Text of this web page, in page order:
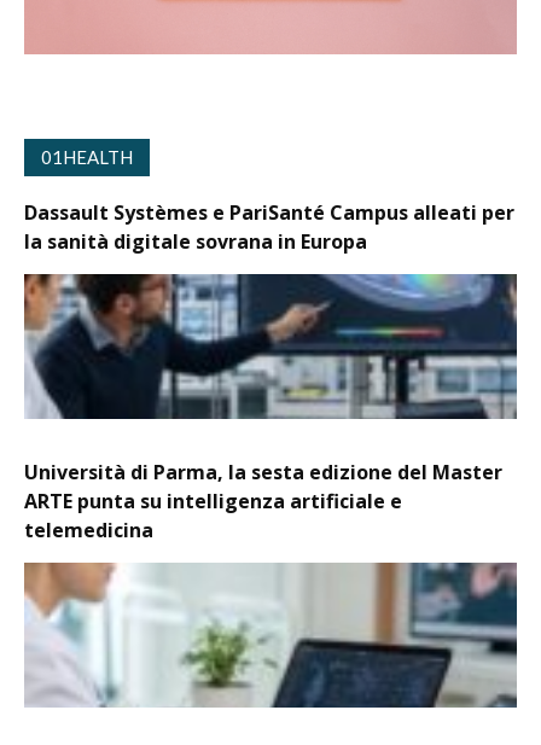
01HEALTH
Dassault Systèmes e PariSanté Campus alleati per
la sanità digitale sovrana in Europa
Università di Parma, la sesta edizione del Master
ARTE punta su intelligenza artificiale e
telemedicina